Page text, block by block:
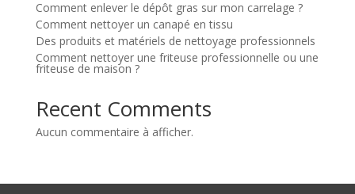
Comment enlever le dépôt gras sur mon carrelage ?
Comment nettoyer un canapé en tissu
Des produits et matériels de nettoyage professionnels
Comment nettoyer une friteuse professionnelle ou une
friteuse de maison ?
Recent Comments
Aucun commentaire à afficher.